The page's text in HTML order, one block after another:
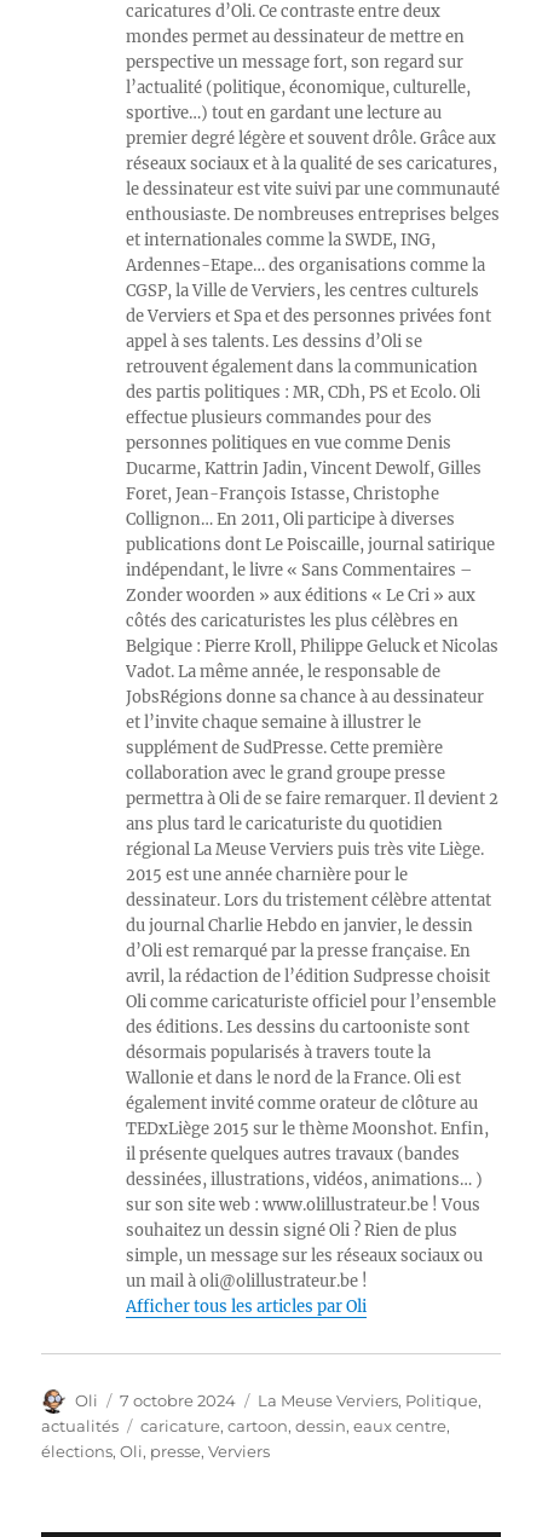
caricatures d’Oli. Ce contraste entre deux
mondes permet au dessinateur de mettre en
perspective un message fort, son regard sur
l’actualité (politique, économique, culturelle,
sportive…) tout en gardant une lecture au
premier degré légère et souvent drôle. Grâce aux
réseaux sociaux et à la qualité de ses caricatures,
le dessinateur est vite suivi par une communauté
enthousiaste. De nombreuses entreprises belges
et internationales comme la SWDE, ING,
Ardennes-Etape… des organisations comme la
CGSP, la Ville de Verviers, les centres culturels
de Verviers et Spa et des personnes privées font
appel à ses talents. Les dessins d’Oli se
retrouvent également dans la communication
des partis politiques : MR, CDh, PS et Ecolo. Oli
effectue plusieurs commandes pour des
personnes politiques en vue comme Denis
Ducarme, Kattrin Jadin, Vincent Dewolf, Gilles
Foret, Jean-François Istasse, Christophe
Collignon… En 2011, Oli participe à diverses
publications dont Le Poiscaille, journal satirique
indépendant, le livre « Sans Commentaires –
Zonder woorden » aux éditions « Le Cri » aux
côtés des caricaturistes les plus célèbres en
Belgique : Pierre Kroll, Philippe Geluck et Nicolas
Vadot. La même année, le responsable de
JobsRégions donne sa chance à au dessinateur
et l’invite chaque semaine à illustrer le
supplément de SudPresse. Cette première
collaboration avec le grand groupe presse
permettra à Oli de se faire remarquer. Il devient 2
ans plus tard le caricaturiste du quotidien
régional La Meuse Verviers puis très vite Liège.
2015 est une année charnière pour le
dessinateur. Lors du tristement célèbre attentat
du journal Charlie Hebdo en janvier, le dessin
d’Oli est remarqué par la presse française. En
avril, la rédaction de l’édition Sudpresse choisit
Oli comme caricaturiste officiel pour l’ensemble
des éditions. Les dessins du cartooniste sont
désormais popularisés à travers toute la
Wallonie et dans le nord de la France. Oli est
également invité comme orateur de clôture au
TEDxLiège 2015 sur le thème Moonshot. Enfin,
il présente quelques autres travaux (bandes
dessinées, illustrations, vidéos, animations… )
sur son site web : www.olillustrateur.be ! Vous
souhaitez un dessin signé Oli ? Rien de plus
simple, un message sur les réseaux sociaux ou
un mail à oli@olillustrateur.be !
Afficher tous les articles par Oli
Auteur
Oli
Publié
le
7 octobre 2024 Catégories
La Meuse Verviers, Politique,
actualités
Étiquettes
caricature,cartoon,dessin,eaux centre,
élections,Oli, presse,Verviers